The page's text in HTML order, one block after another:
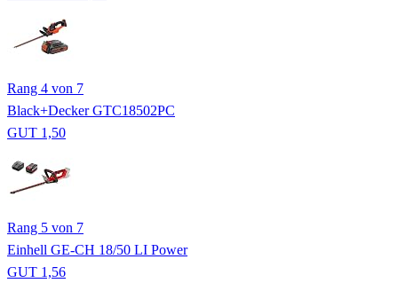
Rang 4 von 7
Black+Decker GTC18502PC
GUT 1,50
Rang 5 von 7
Einhell GE-CH 18/50 LI Power
GUT 1,56